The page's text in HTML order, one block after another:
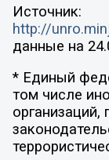
Источник:
http://
данные на
* Единый
том числе
организаций,